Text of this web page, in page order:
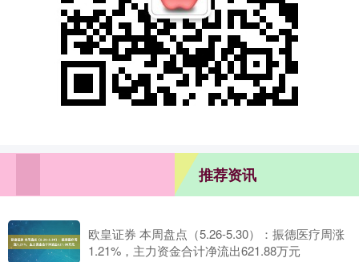
推荐资讯
欧皇证券 本周盘点（5.26-5.30）：振德医疗周涨
1.21%，主力资金合计净流出621.88万元